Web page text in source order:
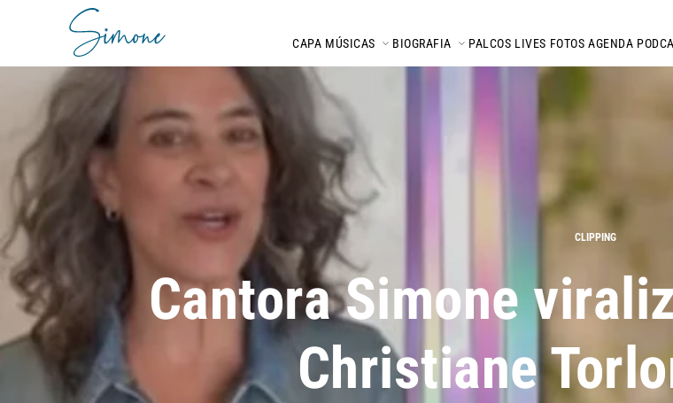
CAPA MÚSICAS BIOGRAFIA PALCOS LIVES FOTOS AGENDA
CLIPPING
Cantora Simone
Christiane